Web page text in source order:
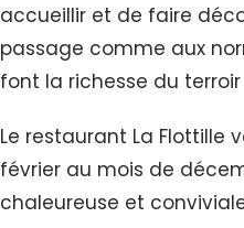
accueillir et de faire
passage comme aux
font la richesse du
Le restaurant La Flottille
février au mois de
chaleureuse et